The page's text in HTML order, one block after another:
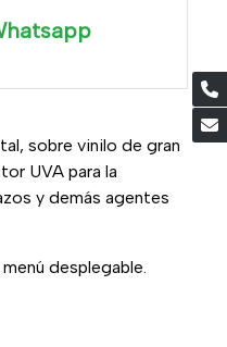
sobre vinilo de gran
UVA para la
y demás agentes
desplegable.